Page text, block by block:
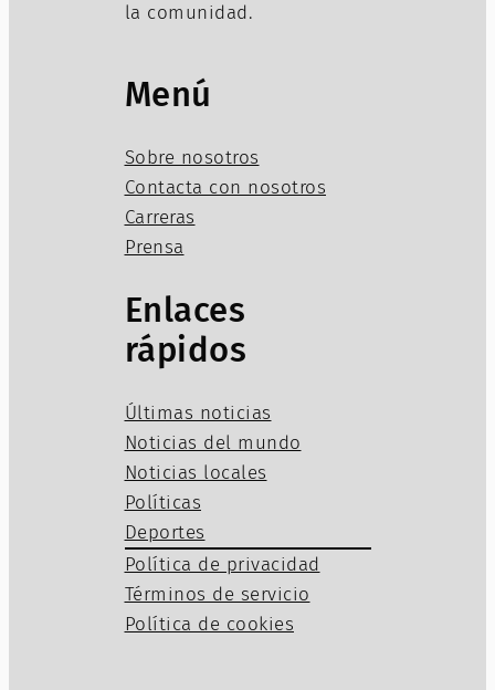
la comunidad.
Menú
Sobre nosotros
Contacta con nosotros
Carreras
Prensa
Enlaces
rápidos
Últimas noticias
Noticias del mundo
Noticias locales
Políticas
Deportes
Política de privacidad
Términos de servicio
Política de cookies